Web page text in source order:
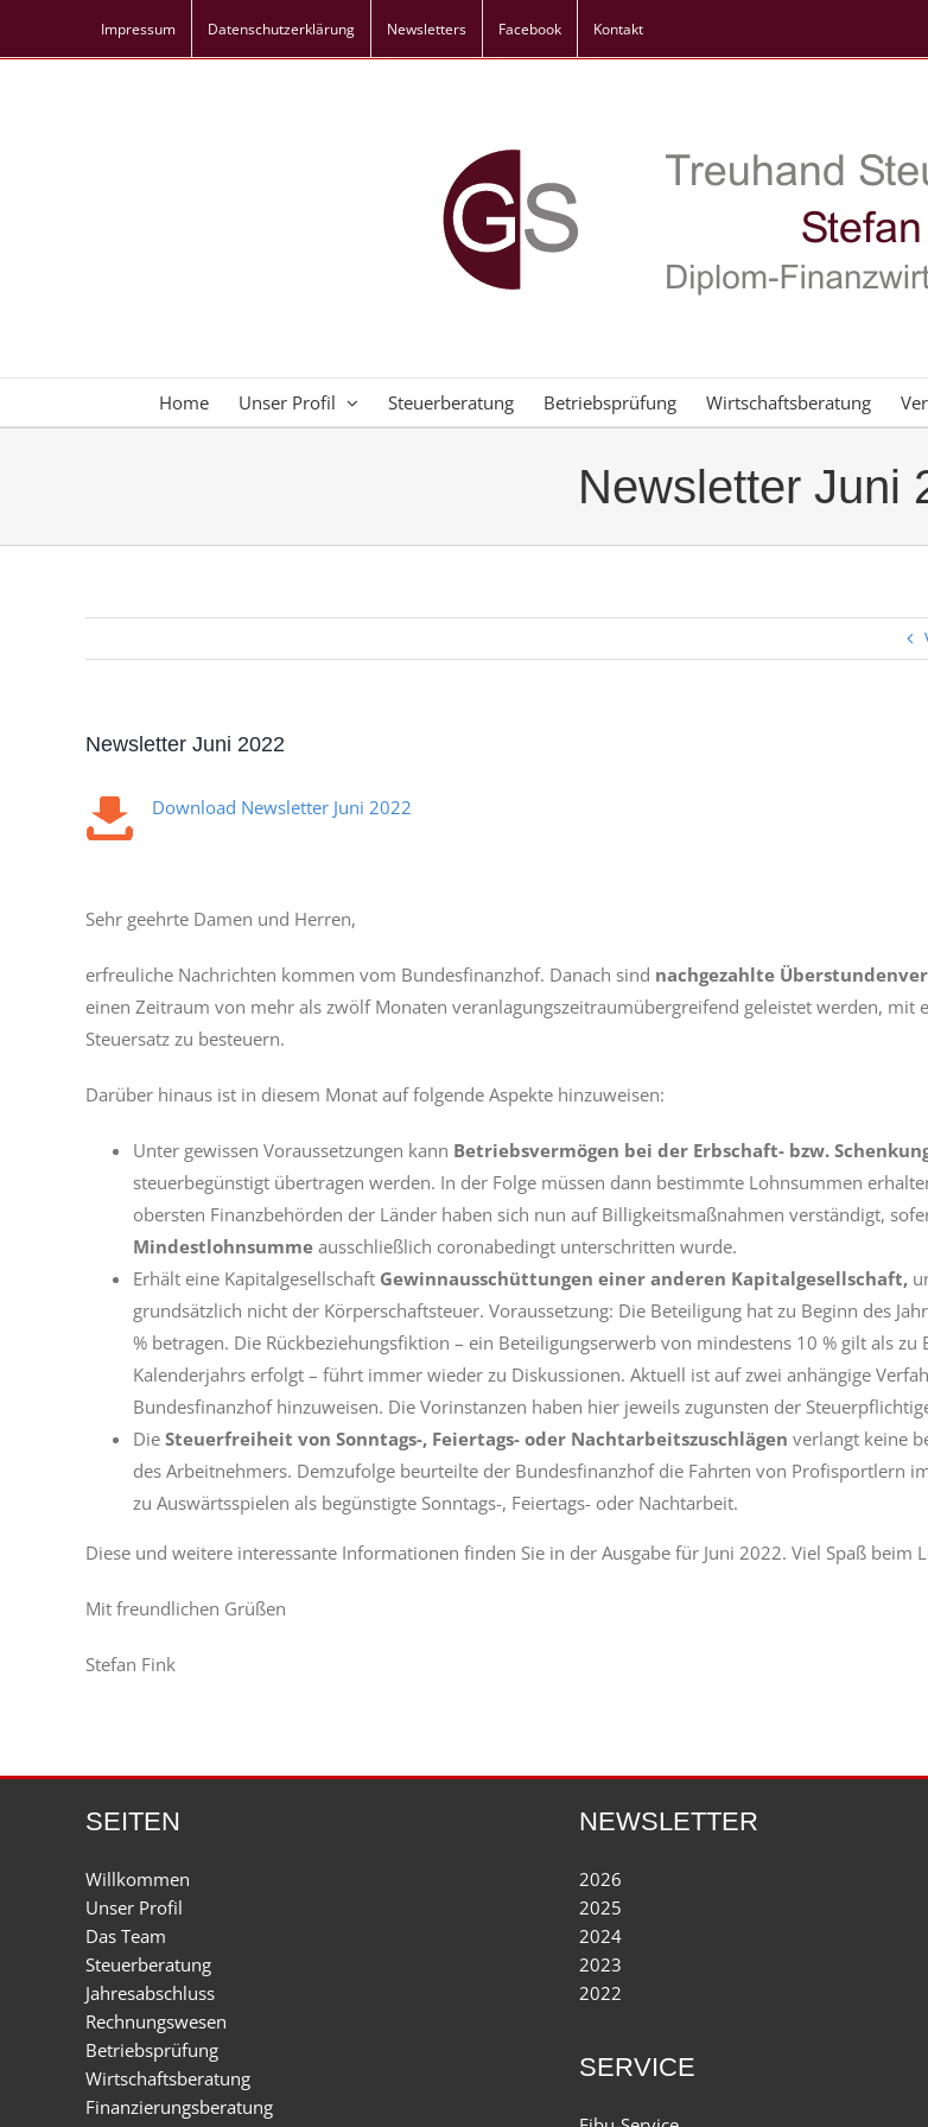
Impressum Datenschutz­erklärung Newsletters Facebook Kontakt
Home Unser Profil Steuerberatung Betriebsprüfung Wirtschaftsberatung
Newsletter Juni
Newsletter Juni 2022
Download Newsletter Juni 2022
Sehr geehrte Damen und Herren,
erfreuliche Nachrichten kommen vom Bundesfinanzhof. Danach sind nachgezahlte
einen Zeitraum von mehr als zwölf Monaten veranlagungszeitraumübergreifend geleistet werden, mit
Steuersatz zu besteuern.
Darüber hinaus ist in diesem Monat auf folgende Aspekte hinzuweisen:
Unter gewissen Voraussetzungen kann Betriebsvermögen bei der Erbschaft- bzw.
steuerbegünstigt übertragen werden. In der Folge müssen dann bestimmte Lohnsummen
obersten Finanzbehörden der Länder haben sich nun auf Billigkeitsmaßnahmen verständigt,
Mindestlohnsumme ausschließlich coronabedingt unterschritten wurde.
Erhält eine Kapitalgesellschaft Gewinnausschüttungen einer anderen Kapitalgesellschaft,
grundsätzlich nicht der Körperschaftsteuer. Voraussetzung: Die Beteiligung hat zu Beginn des
% betragen. Die Rückbeziehungsfiktion – ein Beteiligungserwerb von mindestens 10 % gilt als zu
Kalenderjahrs erfolgt – führt immer wieder zu Diskussionen. Aktuell ist auf zwei anhängige
Bundesfinanzhof hinzuweisen. Die Vorinstanzen haben hier jeweils zugunsten der
Die Steuerfreiheit von Sonntags-, Feiertags- oder Nachtarbeitszuschlägen verlangt keine
des Arbeitnehmers. Demzufolge beurteilte der Bundesfinanzhof die Fahrten von Profisportlern
zu Auswärtsspielen als begünstigte Sonntags-, Feiertags- oder Nachtarbeit.
Diese und weitere interessante Informationen finden Sie in der Ausgabe für Juni 2022. Viel Spaß beim
Mit freundlichen Grüßen
Stefan Fink
SEITEN
Willkommen
Unser Profil
Das Team
Steuerberatung
Jahresabschluss
Rechnungswesen
Betriebsprüfung
Wirtschaftsberatung
Finanzierungsberatung
NEWSLETTER
2026
2025
2024
2023
2022
SERVICE